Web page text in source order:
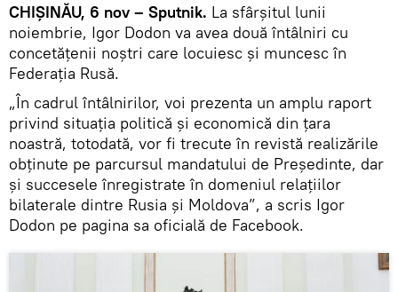
CHIȘINĂU, 6 nov – Sputnik. La sfârșitul lunii
noiembrie, Igor Dodon va avea două întâlniri cu
concetățenii noștri care locuiesc și muncesc în
Federația Rusă.
„În cadrul întâlnirilor, voi prezenta un amplu raport
privind situația politică și economică din țara
noastră, totodată, vor fi trecute în revistă realizările
obținute pe parcursul mandatului de Președinte, dar
și succesele înregistrate în domeniul relațiilor
bilaterale dintre Rusia și Moldova”, a scris Igor
Dodon pe pagina sa oficială de Facebook.